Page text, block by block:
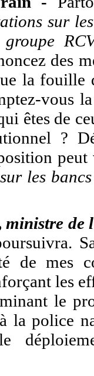
sur
des
la fouille
vous
êtes de
?
les
ministre
de mes
les
le
la police